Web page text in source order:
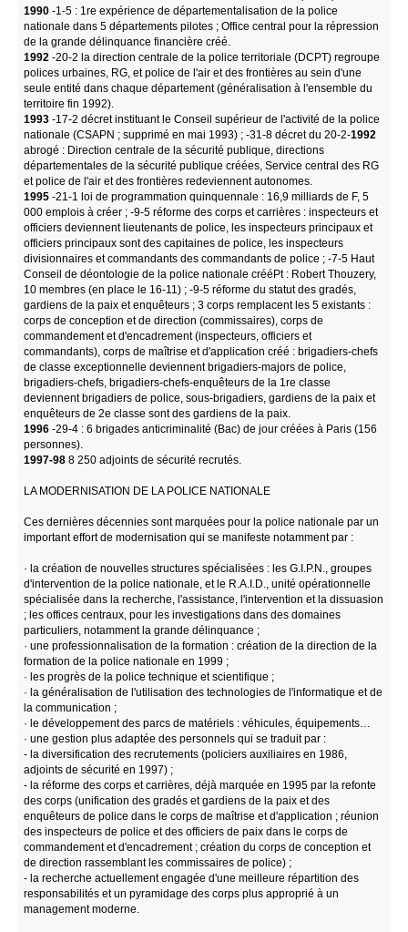
1990 -1-5 : 1re expérience de départementalisation de la police
nationale dans 5 départements pilotes ; Office central pour la répression
de la grande délinquance financière créé.
1992 -20-2 la direction centrale de la police territoriale (DCPT) regroupe
polices urbaines, RG, et police de l'air et des frontières au sein d'une
seule entité dans chaque département (généralisation à l'ensemble du
territoire fin 1992).
1993 -17-2 décret instituant le Conseil supérieur de l'activité de la police
nationale (CSAPN ; supprimé en mai 1993) ; -31-8 décret du 20-2-1992
abrogé : Direction centrale de la sécurité publique, directions
départementales de la sécurité publique créées, Service central des RG
et police de l'air et des frontières redeviennent autonomes.
1995 -21-1 loi de programmation quinquennale : 16,9 milliards de F, 5
000 emplois à créer ; -9-5 réforme des corps et carrières : inspecteurs et
officiers deviennent lieutenants de police, les inspecteurs principaux et
officiers principaux sont des capitaines de police, les inspecteurs
divisionnaires et commandants des commandants de police ; -7-5 Haut
Conseil de déontologie de la police nationale crééPt : Robert Thouzery,
10 membres (en place le 16-11) ; -9-5 réforme du statut des gradés,
gardiens de la paix et enquêteurs ; 3 corps remplacent les 5 existants :
corps de conception et de direction (commissaires), corps de
commandement et d'encadrement (inspecteurs, officiers et
commandants), corps de maîtrise et d'application créé : brigadiers-chefs
de classe exceptionnelle deviennent brigadiers-majors de police,
brigadiers-chefs, brigadiers-chefs-enquêteurs de la 1re classe
deviennent brigadiers de police, sous-brigadiers, gardiens de la paix et
enquêteurs de 2e classe sont des gardiens de la paix.
1996 -29-4 : 6 brigades anticriminalité (Bac) de jour créées à Paris (156
personnes).
1997-98 8 250 adjoints de sécurité recrutés.
LA MODERNISATION DE LA POLICE NATIONALE
Ces dernières décennies sont marquées pour la police nationale par un
important effort de modernisation qui se manifeste notamment par :
· la création de nouvelles structures spécialisées : les G.I.P.N., groupes
d'intervention de la police nationale, et le R.A.I.D., unité opérationnelle
spécialisée dans la recherche, l'assistance, l'intervention et la dissuasion
; les offices centraux, pour les investigations dans des domaines
particuliers, notamment la grande délinquance ;
· une professionnalisation de la formation : création de la direction de la
formation de la police nationale en 1999 ;
· les progrès de la police technique et scientifique ;
· la généralisation de l'utilisation des technologies de l'informatique et de
la communication ;
· le développement des parcs de matériels : véhicules, équipements…
· une gestion plus adaptée des personnels qui se traduit par :
- la diversification des recrutements (policiers auxiliaires en 1986,
adjoints de sécurité en 1997) ;
- la réforme des corps et carrières, déjà marquée en 1995 par la refonte
des corps (unification des gradés et gardiens de la paix et des
enquêteurs de police dans le corps de maîtrise et d'application ; réunion
des inspecteurs de police et des officiers de paix dans le corps de
commandement et d'encadrement ; création du corps de conception et
de direction rassemblant les commissaires de police) ;
- la recherche actuellement engagée d'une meilleure répartition des
responsabilités et un pyramidage des corps plus approprié à un
management moderne.